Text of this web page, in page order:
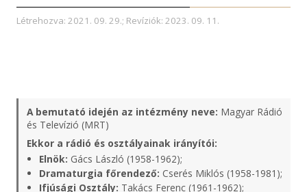
Létrehozva: 2021. 09. 29.; Revíziók: 2023. 09. 11.
A bemutató idején az intézmény neve: Magyar Rádió
és Televízió (MRT)
Ekkor a rádió és osztályainak irányítói:
Elnök: Gács László (1958-1962);
Dramaturgia főrendező: Cserés Miklós (1958-1981);
Ifjúsági Osztály: Takács Ferenc (1961-1962);